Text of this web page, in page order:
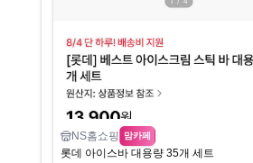
NS홈쇼핑 맘카페
롯데 아이스바 대용량 35개 세트